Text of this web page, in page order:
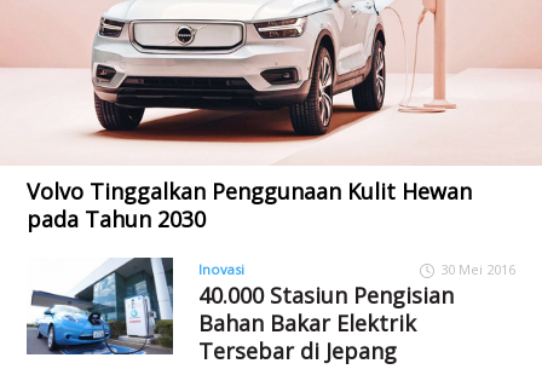
Volvo Tinggalkan Penggunaan Kulit Hewan
pada Tahun 2030
Inovasi 30 Mei 2016
40.000 Stasiun Pengisian
Bahan Bakar Elektrik
Tersebar di Jepang